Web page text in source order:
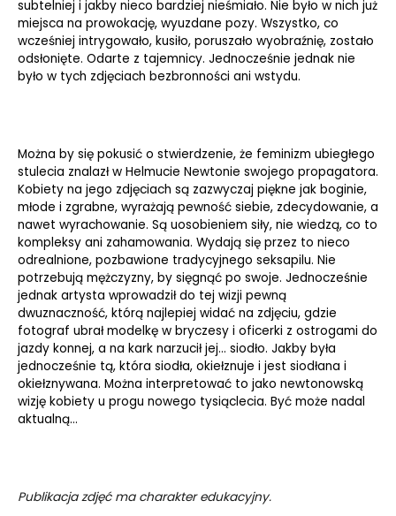
subtelniej i jakby nieco bardziej nieśmiało. Nie było w nich już
miejsca na prowokację, wyuzdane pozy. Wszystko, co
wcześniej intrygowało, kusiło, poruszało wyobraźnię, zostało
odsłonięte. Odarte z tajemnicy. Jednocześnie jednak nie
było w tych zdjęciach bezbronności ani wstydu.
Można by się pokusić o stwierdzenie, że feminizm ubiegłego
stulecia znalazł w Helmucie Newtonie swojego propagatora.
Kobiety na jego zdjęciach są zazwyczaj piękne jak boginie,
młode i zgrabne, wyrażają pewność siebie, zdecydowanie, a
nawet wyrachowanie. Są uosobieniem siły, nie wiedzą, co to
kompleksy ani zahamowania. Wydają się przez to nieco
odrealnione, pozbawione tradycyjnego seksapilu. Nie
potrzebują mężczyzny, by sięgnąć po swoje. Jednocześnie
jednak artysta wprowadził do tej wizji pewną
dwuznaczność, którą najlepiej widać na zdjęciu, gdzie
fotograf ubrał modelkę w bryczesy i oficerki z ostrogami do
jazdy konnej, a na kark narzucił jej… siodło. Jakby była
jednocześnie tą, która siodła, okiełznuje i jest siodłana i
okiełznywana. Można interpretować to jako newtonowską
wizję kobiety u progu nowego tysiąclecia. Być może nadal
aktualną…
Publikacja zdjęć ma charakter edukacyjny.